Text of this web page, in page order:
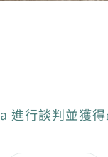
進行談判並獲得